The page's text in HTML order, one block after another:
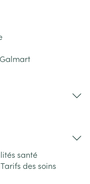
santé
Tarifs des soins